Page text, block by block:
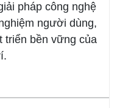
pháp công nghệ
người dùng,
triển bền vững của